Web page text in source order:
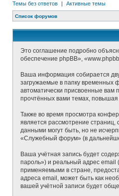
Темы без ответов | Активные темы
Список форумов
Это соглашение подробно
обеспечение phpBB»,
Ваша информация собирается
загружаемые в папку временных
автоматически присвоенные
прочтённых вами темах,
Также во время просмотра
является рассмотрение
данными могут быть, но не
«Служебный форум» (в
Ваша учётная запись будет
пароль») и реальный адрес
применяемыми в стране,
адреса email, может быть как
вашей учётной записи будет